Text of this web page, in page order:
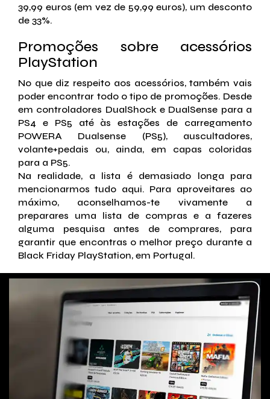
39,99 euros (em vez de 59,99 euros), um desconto
de 33%.
Promoções sobre acessórios
PlayStation
No que diz respeito aos acessórios, também vais
poder encontrar todo o tipo de promoções. Desde
em controladores DualShock e DualSense para a
PS4 e PS5 até às estações de carregamento
POWERA Dualsense (PS5), auscultadores,
volante+pedais ou, ainda, em capas coloridas
para a PS5.
Na realidade, a lista é demasiado longa para
mencionarmos tudo aqui. Para aproveitares ao
máximo, aconselhamos-te vivamente a
preparares uma lista de compras e a fazeres
alguma pesquisa antes de comprares, para
garantir que encontras o melhor preço durante a
Black Friday PlayStation, em Portugal.